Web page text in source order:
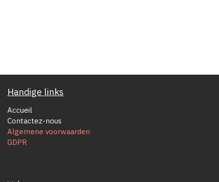
Handige links
Accueil
Contactez-nous
Algemene voorwaarden
GDPR